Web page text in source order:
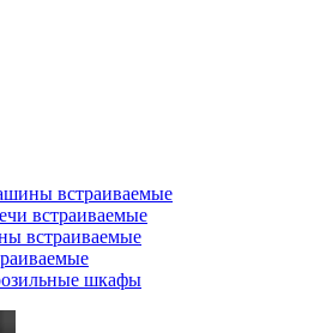
встраиваемые
встраиваемые
встраиваемые
шкафы